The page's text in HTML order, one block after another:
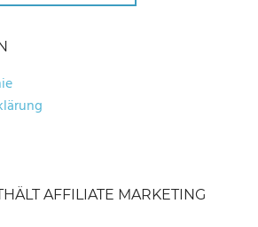
AFFILIATE MARKETING